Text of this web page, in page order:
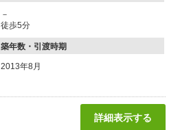
－
徒歩5分
築年数・引渡時期
2013年8月
詳細表示する